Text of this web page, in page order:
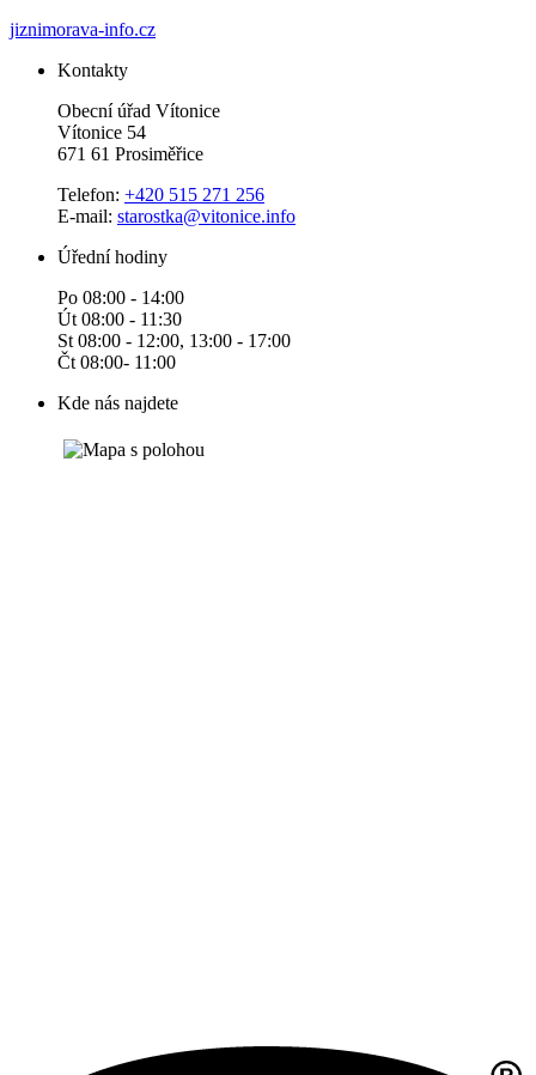
jiznimorava-info.cz
Kontakty
Obecní úřad Vítonice
Vítonice 54
671 61 Prosiměřice
Telefon: +420 515 271 256
E-mail: starostka@vitonice.info
Úřední hodiny
Po 08:00 - 14:00
Út 08:00 - 11:30
St 08:00 - 12:00, 13:00 - 17:00
Čt 08:00- 11:00
Kde nás najdete